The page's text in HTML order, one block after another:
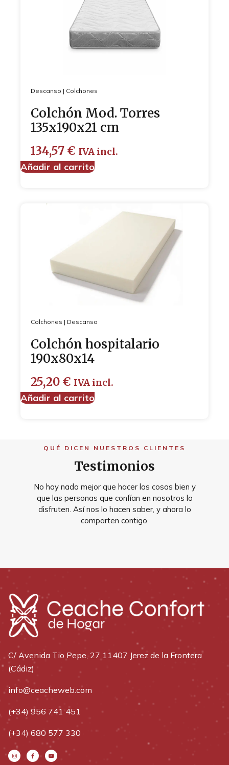
Descanso | Colchones
Colchón Mod. Torres
135x190x21 cm
134,57 € IVA incl.
Añadir al carrito
Colchones | Descanso
Colchón hospitalario
190x80x14
25,20 € IVA incl.
Añadir al carrito
QUÉ DICEN NUESTROS CLIENTES
Testimonios
No hay nada mejor que hacer las cosas bien y
que las personas que confían en nosotros lo
disfruten. Así nos lo hacen saber, y ahora lo
comparten contigo.
C/ Avenida Tio Pepe, 27 11407 Jerez de la Frontera
(Cádiz)
info@ceacheweb.com
(+34) 956 741 451
(+34) 680 577 330